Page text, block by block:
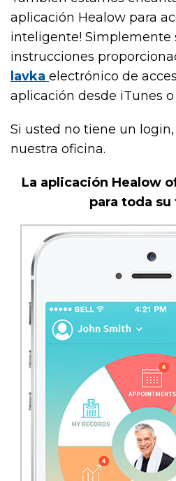
aplicación Healow para
inteligente! Simplemente
instrucciones
lavka electrónico de
aplicación desde iTunes o
Si usted no tiene un
nuestra oficina.
La aplicación Healow
para toda